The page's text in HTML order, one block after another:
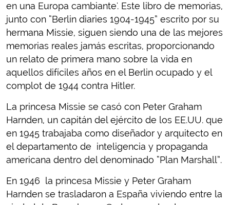
en una Europa cambiante'. Este libro de memorias,
junto con “Berlin diaries 1904-1945” escrito por su
hermana Missie, siguen siendo una de las mejores
memorias reales jamás escritas, proporcionando
un relato de primera mano sobre la vida en
aquellos difíciles años en el Berlin ocupado y el
complot de 1944 contra Hitler.
La princesa Missie se casó con Peter Graham
Harnden, un capitán del ejército de los EE.UU. que
en 1945 trabajaba como diseñador y arquitecto en
el departamento de inteligencia y propaganda
americana dentro del denominado “Plan Marshall”.
En 1946 la princesa Missie y Peter Graham
Harnden se trasladaron a España viviendo entre la